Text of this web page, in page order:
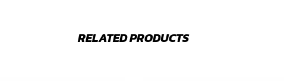
RELATED PRODUCTS